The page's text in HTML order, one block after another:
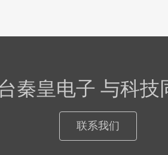
秦皇电子 与科技
联系我们